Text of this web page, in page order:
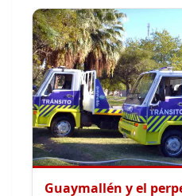
Guaymallén y el
grúas: un alquiler de
equivale a comprar
meses